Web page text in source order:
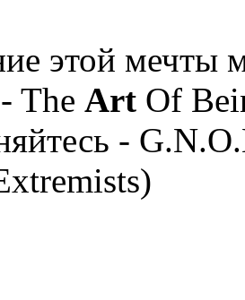
этой мечты
The Art Of
-